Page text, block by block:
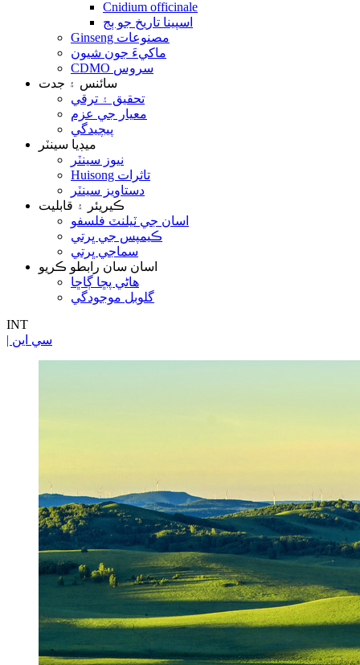
Cnidium officinale
اسپينا تاريخ جو ٻج
Ginseng مصنوعات
ماکيءَ جون شيون
CDMO سروس
سائنس ۽ جدت
تحقيق ۽ ترقي
معيار جي عزم
پيچيدگي
ميڊيا سينٽر
نيوز سينٽر
Huisong تاثرات
دستاويز سينٽر
ڪيريئر ۽ قابليت
اسان جي ٽيلنٽ فلسفو
ڪيمپس جي ڀرتي
سماجي ڀرتي
اسان سان رابطو ڪريو
هاڻي پڇا ڳاڇا
گلوبل موجودگي
INT
| سي اين